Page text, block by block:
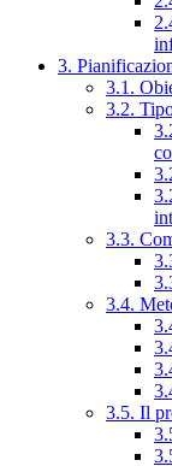
3.
3.1.
3.2.
3.3.
3.4.
3.5. Il